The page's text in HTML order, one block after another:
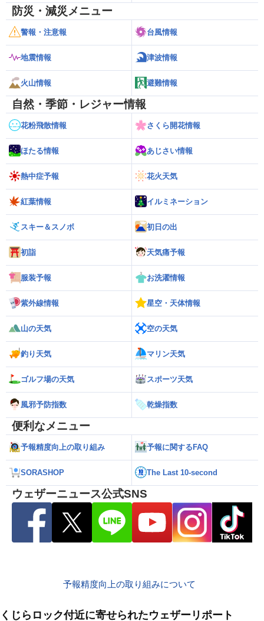
防災・減災メニュー
警報・注意報 台風情報
地震情報 津波情報
火山情報 避難情報
自然・季節・レジャー情報
花粉飛散情報 さくら開花情報
ほたる情報 あじさい情報
熱中症予報 花火天気
紅葉情報 イルミネーション
スキー＆スノボ 初日の出
初詣 天気痛予報
服装予報 お洗濯情報
紫外線情報 星空・天体情報
山の天気 空の天気
釣り天気 マリン天気
ゴルフ場の天気 スポーツ天気
風邪予防指数 乾燥指数
便利なメニュー
予報精度向上の取り組み 予報に関するFAQ
SORASHOP The Last 10-second
ウェザーニュース公式SNS
予報精度向上の取り組みについて
くじらロック付近に寄せられたウェザーリポート